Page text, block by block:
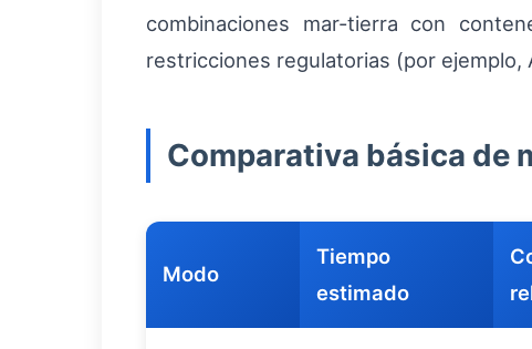
combinaciones mar-tierra con
restricciones regulatorias (por ejemplo,
Comparativa básica de
Modo
Tiempo
estimado